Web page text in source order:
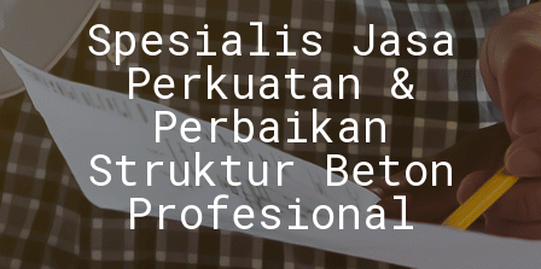
Spesialis Jasa
Perkuatan &
Perbaikan
Struktur Beton
Profesional